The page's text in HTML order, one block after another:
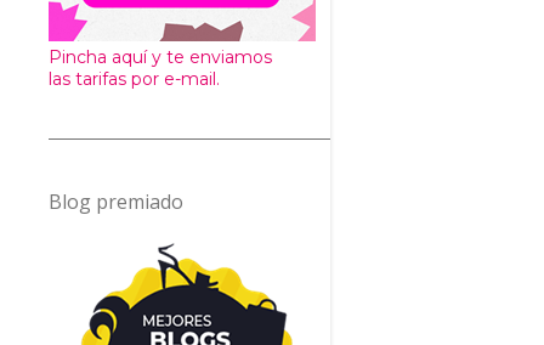
Pincha aquí y te enviamos
las tarifas por e-mail.
Blog premiado